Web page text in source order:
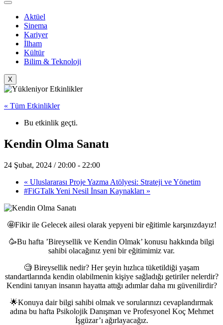
Aktüel
Sinema
Kariyer
İlham
Kültür
Bilim & Teknoloji
X
« Tüm Etkinlikler
Bu etkinlik geçti.
Kendin Olma Sanatı
24 Şubat, 2024 / 20:00 - 22:00
« Uluslararası Proje Yazma Atölyesi: Strateji ve Yönetim
#FiGTalk Yeni Nesil İnsan Kaynakları »
🤩Fikir ile Gelecek ailesi olarak yepyeni bir eğitimle karşınızdayız!
🥳Bu hafta ’Bireysellik ve Kendin Olmak’ konusu hakkında bilgi
sahibi olacağınız yeni bir eğitimimiz var.
🧐 Bireysellik nedir? Her şeyin hızlıca tüketildiği yaşam
standartlarında kendin olabilmenin kişiye sağladığı getiriler nelerdir?
Kendini tanıyan insanın hayatta attığı adımlar daha mı güvenilirdir?
🌟Konuya dair bilgi sahibi olmak ve sorularınızı cevaplandırmak
adına bu hafta Psikolojik Danışman ve Profesyonel Koç Mehmet
İşgüzar’ı ağırlayacağız.